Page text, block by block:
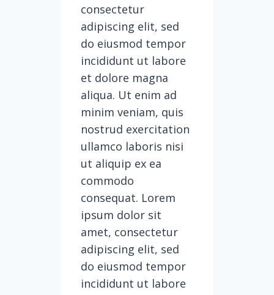
consectetur
adipiscing elit, sed
do eiusmod tempor
incididunt ut labore
et dolore magna
aliqua. Ut enim ad
minim veniam, quis
nostrud exercitation
ullamco laboris nisi
ut aliquip ex ea
commodo
consequat. Lorem
ipsum dolor sit
amet, consectetur
adipiscing elit, sed
do eiusmod tempor
incididunt ut labore